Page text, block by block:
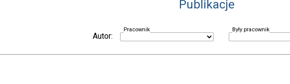
Publikacje
Autor:
Pracownik Były pracownik